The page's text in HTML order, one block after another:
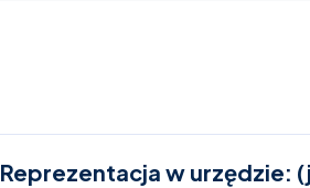
Reprezentacja w urzędzie: